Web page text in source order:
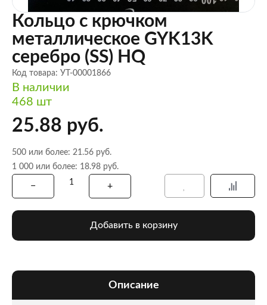
Кольцо с крючком
металлическое GYK13K
серебро (SS) HQ
Код товара: УТ-00001866
В наличии
468 шт
25.88 руб.
500 или более: 21.56 руб.
1 000 или более: 18.98 руб.
Добавить в корзину
Описание